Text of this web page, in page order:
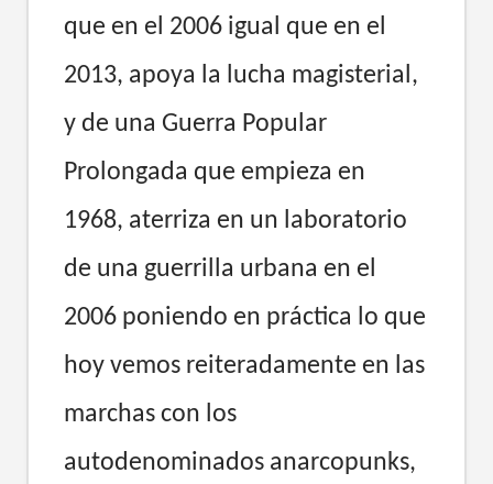
que en el 2006 igual que en el
2013, apoya la lucha magisterial,
y de una Guerra Popular
Prolongada que empieza en
1968, aterriza en un laboratorio
de una guerrilla urbana en el
2006 poniendo en práctica lo que
hoy vemos reiteradamente en las
marchas con los
autodenominados anarcopunks,